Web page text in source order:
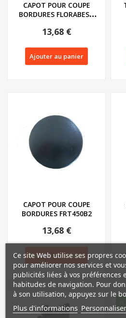
CAPOT POUR COUPE
BORDURES FLORABEST
13,68 €
Ajouter au panier
CAPOT POUR COUPE
BORDURES FRT450B2
13,68 €
Ajouter au panier
Ce site Web utilise ses propres
pour améliorer nos services et
publicités liées à vos préférences
habitudes de navigation. Pour
à son utilisation, appuyez sur le
Plus d'informations